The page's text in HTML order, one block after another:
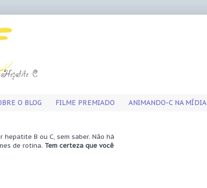
O BLOG FILME PREMIADO ANIMANDO-C NA MÍDIA
B ou C, sem saber. Não há
de rotina. Tem certeza que você